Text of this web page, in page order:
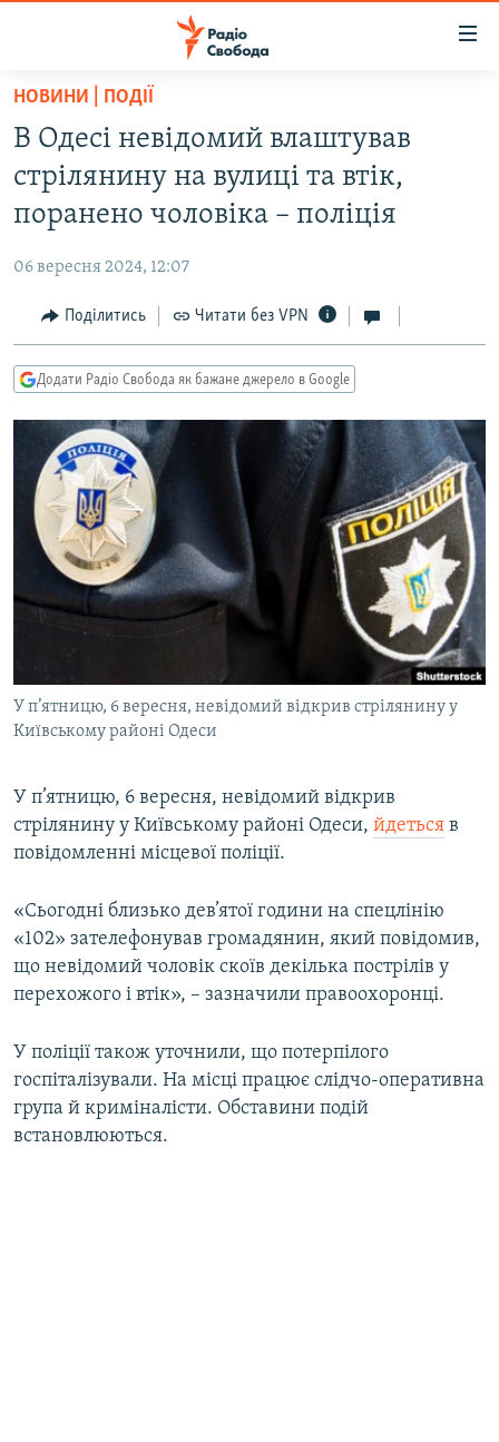
Перейти
основного
матеріалу
Перейти
до
основної
навігації
Перейти
до
пошуку
ВСЕ ЗА ДОБУ
СТАТТІ
ЕКОНОМІКА
СУСПІЛЬСТВО
УКРАЇНА
СВІТ
РОСІЙСЬКА «ФІЛЬТРАЦІЯ»
ДОНБАС.РЕАЛІЇ
ТИ ЯК?
СХЕМИ
КИТАЙ.ВИКЛИКИ
МУЛЬТИМЕДІА
ФОТО
СПЕЦПРОЄКТИ
ПОДКАСТИ
КРИМ РЕАЛІЇ
РУС
КТАТ
НОВИНИ | ПОДІЇ
В Одесі невідомий влаштував
стрілянину на вулиці та втік,
поранено чоловіка – поліція
06 вересня 2024, 12:07
Поділитись Читати без VPN
Додати Радіо Свобода як бажане джерело в Google
У п’ятницю, 6 вересня, невідомий відкрив стрілянину у
Київському районі Одеси
У п’ятницю, 6 вересня, невідомий відкрив
стрілянину у Київському районі Одеси, йдеться в
повідомленні місцевої поліції.
«Сьогодні близько дев’ятої години на спецлінію
«102» зателефонував громадянин, який повідомив,
що невідомий чоловік скоїв декілька пострілів у
перехожого і втік», – зазначили правоохоронці.
У поліції також уточнили, що потерпілого
госпіталізували. На місці працює слідчо-оперативна
група й криміналісти. Обставини подій
встановлюються.